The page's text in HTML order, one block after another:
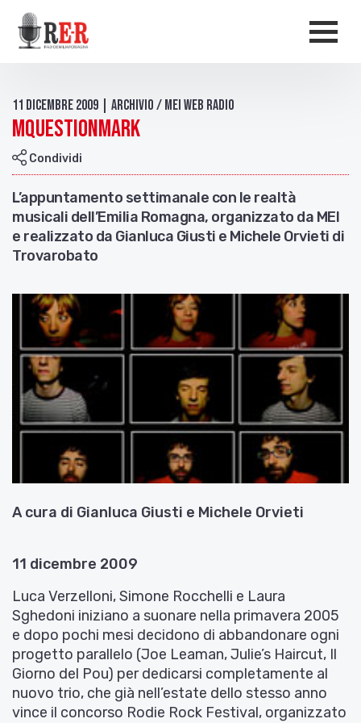
Salta al contenuto principale
11 Dicembre 2009 | Archivio / Mei Web Radio
Mquestionmark
Condividi
L’appuntamento settimanale con le realtà
musicali dell’Emilia Romagna, organizzato da MEI
e realizzato da Gianluca Giusti e Michele Orvieti di
Trovarobato
A cura di Gianluca Giusti e Michele Orvieti
11 dicembre 2009
Luca Verzelloni, Simone Rocchelli e Laura
Sghedoni iniziano a suonare nella primavera 2005
e dopo pochi mesi decidono di abbandonare ogni
progetto parallelo (Joe Leaman, Julie’s Haircut, Il
Giorno del Pou) per dedicarsi completamente al
nuovo trio, che già nell’estate dello stesso anno
vince il concorso Rodie Rock Festival, organizzato